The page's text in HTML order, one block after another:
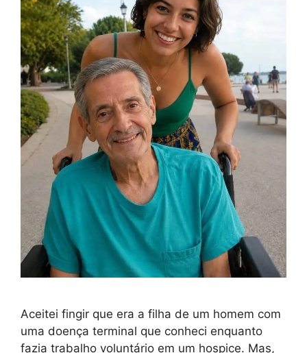
Aceitei fingir que era a filha de um homem com
uma doença terminal que conheci enquanto
fazia trabalho voluntário em um hospice. Mas,